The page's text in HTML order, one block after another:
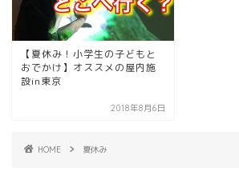
【夏休み！小学生の子どもと
おでかけ】オススメの屋内施
設in東京
2018年8月6日
HOME 夏休み